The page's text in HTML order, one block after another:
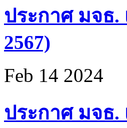
ประกาศ มจธ.
2567)
Feb 14 2024
ประกาศ มจธ.